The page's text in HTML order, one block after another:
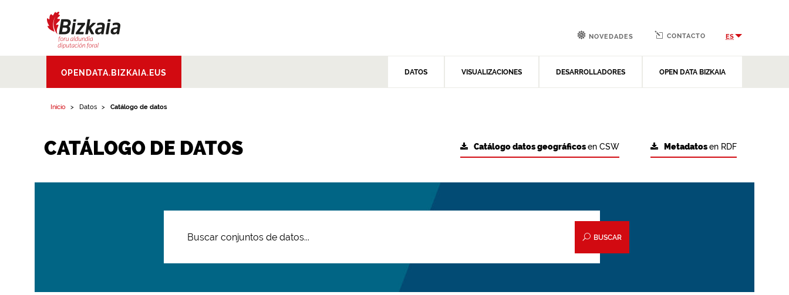
Aldundia.Diputacion
Foral de Bizkaia
OPENDATA.BIZKAIA.EUS DATOS VISUALIZACIONES DESARROLLADORES OPEN DATA BIZKAIA
NOVEDADES CONTACTO ES
Inicio Datos Catálogo de datos
CATÁLOGO DE DATOS Metadatosen RDF
Catálogo datos geográficosen CSW
BUSCAR